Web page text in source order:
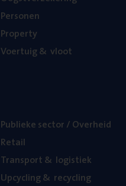
Per­so­nen
Pro­per­ty
Voer­tuig& vloot
Publie­ke sec­tor / Overheid
Retail
Trans­port& logistiek
Upcy­cling& recycling